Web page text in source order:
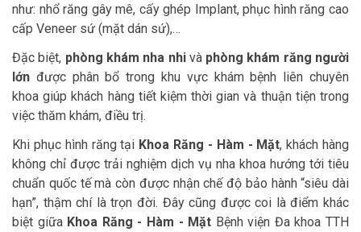
như: nhổ răng gây mê, cấy ghép Implant, phục hình răng cao
cấp Veneer sứ (mặt dán sứ),…
Đặc biệt, phòng khám nha nhivà phòng khám răng người
lớn được phân bổ trong khu vực khám bệnh liên chuyên
khoa giúp khách hàng tiết kiệm thời gian và thuận tiện trong
việc thăm khám, điều trị.
Khi phục hình răng tại Khoa Răng - Hàm - Mặt, khách hàng
không chỉ được trải nghiệm dịch vụ nha khoa hướng tới tiêu
chuẩn quốc tế mà còn được nhận chế độ bảo hành “siêu dài
hạn”, thậm chí là trọn đời. Đây cũng được coi là điểm khác
biệt giữa Khoa Răng - Hàm - Mặt Bệnh viện Đa khoa TTH